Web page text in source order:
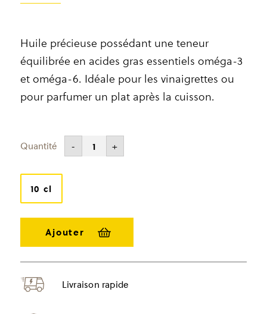
Huile précieuse possédant une teneur
équilibrée en acides gras essentiels oméga-3
et oméga-6. Idéale pour les vinaigrettes ou
pour parfumer un plat après la cuisson.
10 cl
- quantité
de
+
Livraison rapide